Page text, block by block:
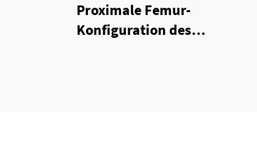
Proximale Femur-
Konfiguration des